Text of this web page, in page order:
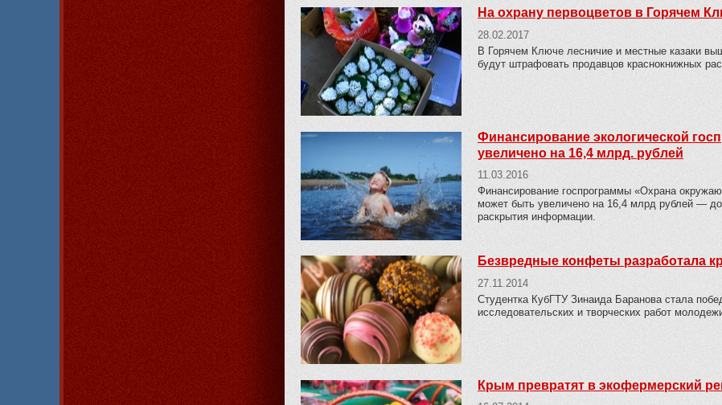
На охрану первоцветов в Горячем
28.02.2017
В Горячем Ключе лесничие и местные казаки
будут штрафовать продавцов краснокнижных
Финансирование экологической
увеличено на 16,4 млрд. рублей
11.03.2016
Финансирование госпрограммы «Охрана
может быть увеличено на 16,4 млрд рублей —
раскрытия информации.
Безвредные конфеты разработала
27.11.2014
Студентка КубГТУ Зинаида Баранова стала
исследовательских и творческих работ
Крым превратят в экофермерский